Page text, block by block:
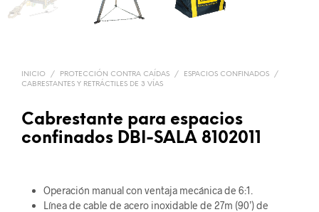
INICIO / PROTECCIÓN CONTRA CAÍDAS / ESPACIOS CONFINADOS
/
CABRESTANTES Y RETRÁCTILES DE 3 VÍAS
Cabrestante para espacios
confinados DBI-SALA 8102011
Operación manual con ventaja mecánica de 6:1.
Línea de cable de acero inoxidable de 27m (90’) de